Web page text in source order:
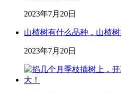
2023年7月20日
山楂树有什么品种，山楂
2023年7月20日